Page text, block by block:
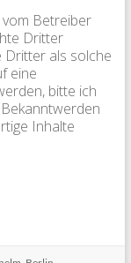
Betreiber
Dritter
als solche
eine
bitte ich
Inhalte